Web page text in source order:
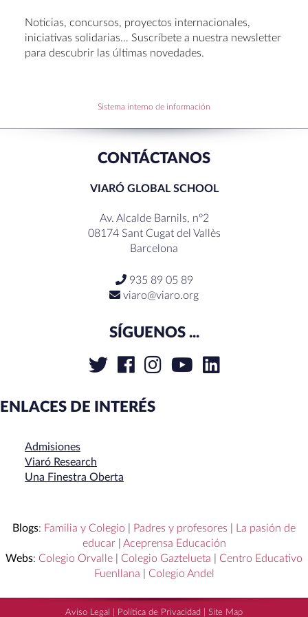
Hábitos saludables: 8 consejos prácticos para
disfrutar la Navidad.
RECENT COMMENTS
Noticias, concursos, proyectos internacionales,
iniciativas solidarias… Suscríbete a nuestra newsletter
para descubrir las últimas novedades.
Sistema interno de información
CONTÁCTANOS
VIARÓ GLOBAL SCHOOL
Av. Alcalde Barnils, nº2
08174 Sant Cugat del Vallès
Barcelona
935 89 05 89
viaro@viaro.org
SÍGUENOS ...
ENLACES DE INTERÉS
Admisiones
Viaró Research
Una Finestra Oberta
Blogs: Familia y Colegio Padres y profesores
La pasión de
educar| Aceprensa Educación
Webs: Colegio Orvalle Colegio Gaztelueta
Centro Educativo
Fuenllana
Colegio Andel
Aviso Legal Política de Privacidad Site Map